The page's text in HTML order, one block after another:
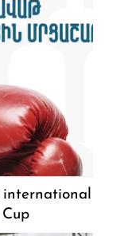
international